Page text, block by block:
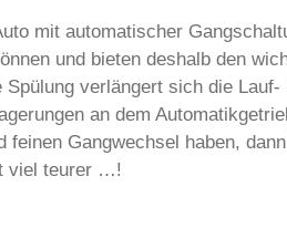
mit automatischer
und bieten deshalb den
verlängert sich die Lauf-
an dem
Gangwechsel haben,
viel teurer …!